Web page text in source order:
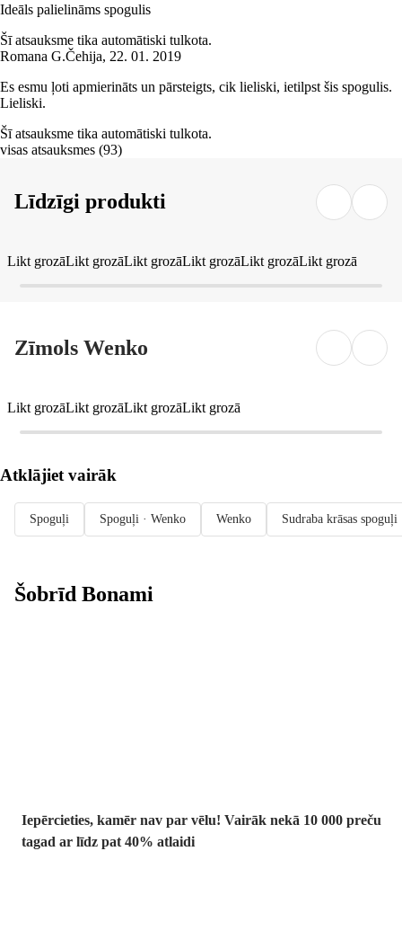
Ideāls palielināms spogulis
Šī atsauksme tika automātiski tulkota.
Romana G.Čehija, 22. 01. 2019
Es esmu ļoti apmierināts un pārsteigts, cik lieliski, ietilpst šis spogulis.
Lieliski.
Šī atsauksme tika automātiski tulkota.
visas atsauksmes (93)
Līdzīgi produkti
Likt grozāLikt grozāLikt grozāLikt grozāLikt grozāLikt grozā
Zīmols Wenko
Likt grozāLikt grozāLikt grozāLikt grozā
Atklājiet vairāk
Spoguļi Spoguļi · Wenko Wenko Sudraba krāsas spoguļi
Šobrīd Bonami
Iepērcieties, kamēr nav par vēlu! Vairāk nekā 10 000 preču
tagad ar līdz pat 40% atlaidi